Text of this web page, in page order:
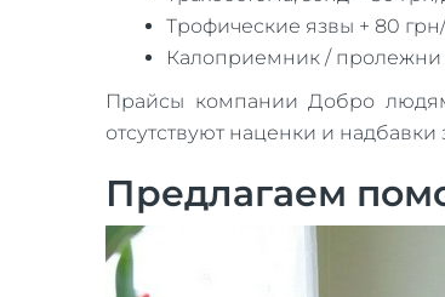
Трофические язвы + 80
Калоприемник / пролежни
Прайсы компании Добро
отсутствуют наценки и
Предлагаем